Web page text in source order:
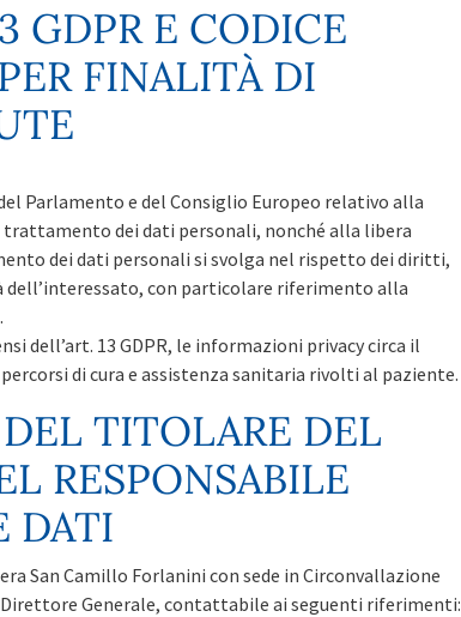
GDPR E CODICE
FINALITÀ DI
Parlamento e del Consiglio Europeo relativo alla
dei dati personali, nonché alla libera
dei dati personali si svolga nel rispetto dei diritti,
con particolare riferimento alla
dell’art. 13 GDPR, le informazioni privacy circa il
di cura e assistenza sanitaria rivolti al paziente.
TITOLARE DEL
RESPONSABILE
DATI
San Camillo Forlanini con sede in Circonvallazione
Direttore Generale, contattabile ai seguenti riferimenti: